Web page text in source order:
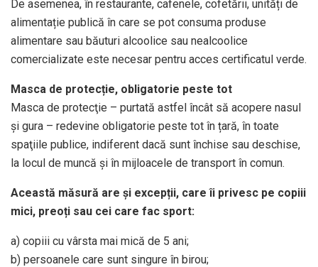
De asemenea, în restaurante, cafenele, cofetării, unități de
alimentație publică în care se pot consuma produse
alimentare sau băuturi alcoolice sau nealcoolice
comercializate este necesar pentru acces certificatul verde.
Masca de protecție, obligatorie peste tot
Masca de protecţie – purtată astfel încât să acopere nasul
și gura – redevine obligatorie peste tot în țară, în toate
spaţiile publice, indiferent dacă sunt închise sau deschise,
la locul de muncă şi în mijloacele de transport în comun.
Această măsură are și excepții, care îi privesc pe copiii
mici, preoți sau cei care fac sport:
a) copiii cu vârsta mai mică de 5 ani;
b) persoanele care sunt singure în birou;